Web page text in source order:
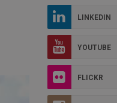
LINKEDIN
YOUTUBE
FLICKR